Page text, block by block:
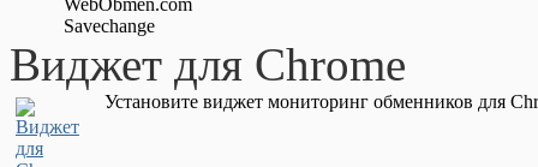
WebObmen.com
Savechange
Виджет для Chrome
Установите виджет мониторинг обменников для